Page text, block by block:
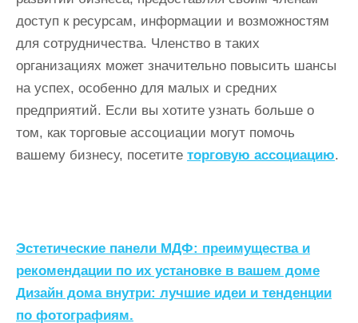
доступ к ресурсам, информации и возможностям
для сотрудничества. Членство в таких
организациях может значительно повысить шансы
на успех, особенно для малых и средних
предприятий. Если вы хотите узнать больше о
том, как торговые ассоциации могут помочь
вашему бизнесу, посетите торговую ассоциацию.
Н
а
в
Эстетические панели МДФ: преимущества и
рекомендации по их установке в вашем доме
Дизайн дома внутри: лучшие идеи и тенденции
по фотографиям.